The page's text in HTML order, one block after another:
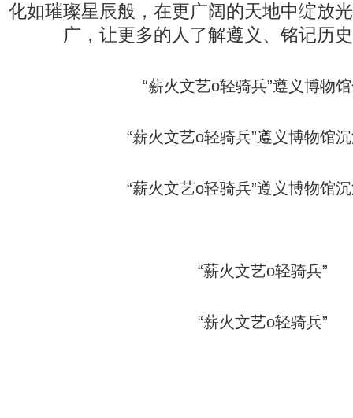
化如璀璨星辰般，在更广阔的天地中绽放
广，让更多的人了解遵义、铭记历
“薪火文艺o轻骑兵”遵义博物
“薪火文艺o轻骑兵”遵义博物馆
“薪火文艺o轻骑兵”遵义博物馆
“薪火文艺o轻骑兵”
“薪火文艺o轻骑兵”